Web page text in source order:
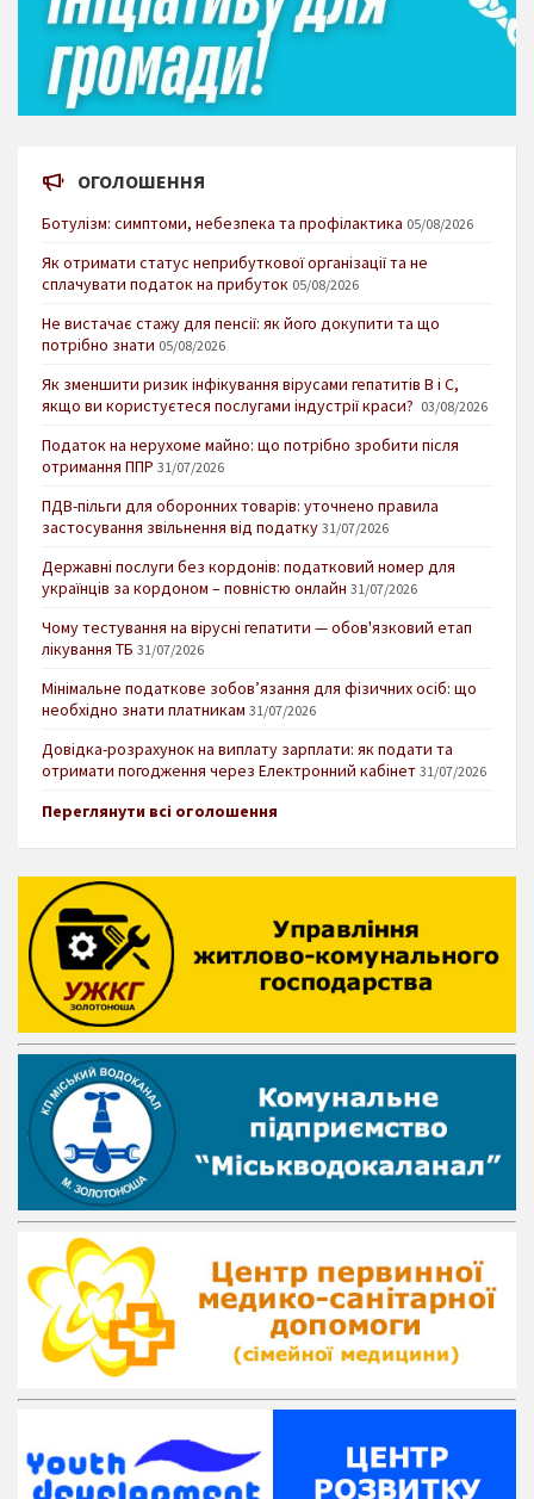
ОГОЛОШЕННЯ
Ботулізм: симптоми, небезпека та профілактика 05/08/2026
Як отримати статус неприбуткової організації та не
сплачувати податок на прибуток 05/08/2026
Не вистачає стажу для пенсії: як його докупити та що
потрібно знати 05/08/2026
Як зменшити ризик інфікування вірусами гепатитів В і С,
якщо ви користуєтеся послугами індустрії краси? 03/08/2026
Податок на нерухоме майно: що потрібно зробити після
отримання ППР 31/07/2026
ПДВ-пільги для оборонних товарів: уточнено правила
застосування звільнення від податку 31/07/2026
Державні послуги без кордонів: податковий номер для
українців за кордоном – повністю онлайн 31/07/2026
Чому тестування на вірусні гепатити — обов'язковий етап
лікування ТБ 31/07/2026
Мінімальне податкове зобов’язання для фізичних осіб: що
необхідно знати платникам 31/07/2026
Довідка-розрахунок на виплату зарплати: як подати та
отримати погодження через Електронний кабінет 31/07/2026
Переглянути всі оголошення